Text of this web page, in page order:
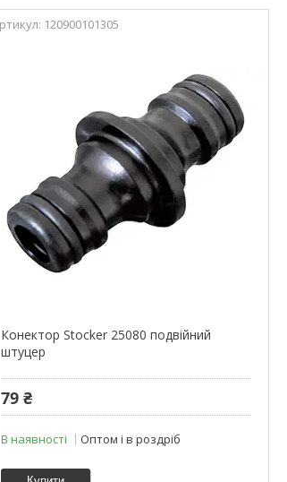
120900101305
Конектор Stocker 25080 подвійний
штуцер
79 ₴
В наявності Оптом і в роздріб